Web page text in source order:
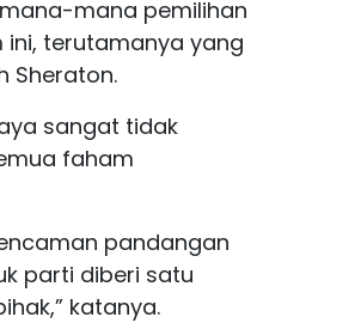
mana pemilihan
terutamanya yang
Sheraton.
sangat tidak
faham
pandangan
parti diberi satu
katanya.